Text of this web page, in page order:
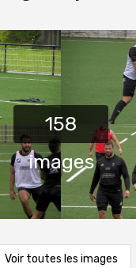
Voir toutes les images